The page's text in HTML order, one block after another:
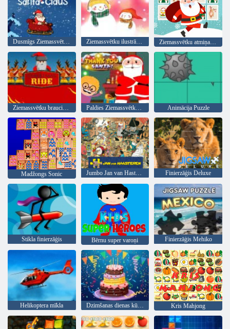
Dusmīgs Ziemassvētku vecītis Ziemassvētku ilustrācija Ziemassvētku atmiņas kartes
Ziemassvētku brauciens Paldies Ziemassvētku vecītim Animācija Puzzle
Madžongs Sonic Jumbo Jan van Hasteren Finierzāģis Deluxe
Stikla finierzāģis Bērnu super varoņi Finierzāģis Mehiko
Helikoptera mīkla Dzimšanas dienas kūka mīkla Kris Mahjong